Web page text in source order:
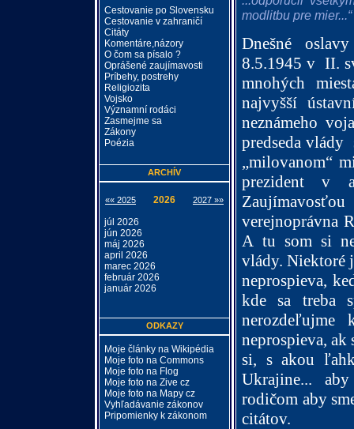
modlitbu pre mier...“
Dnešné
8.5.1945 v II.
mnohých
najvyšší
neznámeho
predseda vlády
„milovanom“
prezident v
verejnoprávna
A tu som si
vlády. Niektoré
neprospieva,
kde sa treba
neprospieva,
si, s akou
Ukrajine...
rodičom aby
citátov.
Cestovanie po Slovensku
Cestovanie v zahraničí
Citáty
Komentáre,názory
O čom sa písalo ?
Oprášené zaujímavosti
Príbehy, postrehy
Religiozita
Vojsko
Významní rodáci
Zasmejme sa
Zákony
Poézia
ARCHÍV
«« 2025 2026 2027 »»
júl 2026
jún 2026
máj 2026
april 2026
marec 2026
február 2026
január 2026
ODKAZY
Moje články na Wikipédia
Moje foto na Commons
Moje foto na Flog
Moje foto na Zive cz
Moje foto na Mapy cz
Vyhľadávanie zákonov
Pripomienky k zákonom